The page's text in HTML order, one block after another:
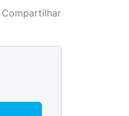
Compartilhar